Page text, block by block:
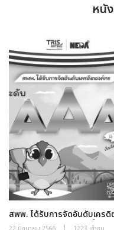
หนั
สพพ. ได้รับการจัดอันดับเครดิ
องค์กร ระดับ “AAA” 4 ปีซ้อน
|